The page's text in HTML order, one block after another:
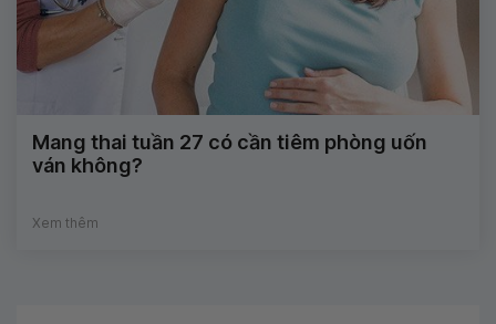
Mang thai tuần 27 có cần tiêm phòng uốn
ván không?
Xem thêm